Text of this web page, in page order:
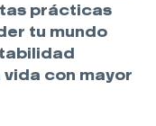
prácticas
tu mundo
con mayor